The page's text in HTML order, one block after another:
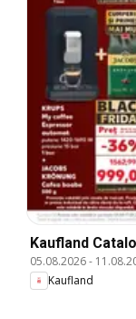
Kaufland
05.08.2026-
Kaufland